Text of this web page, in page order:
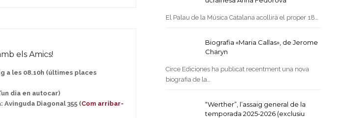
els Amics!
a les 08.10h (últimes places
dia en autocar)
Avinguda Diagonal 355 (Com arribar-
El Palau de la Música Catalana acollirà el proper 18…
Biografia «Maria Callas», de Jerome
Charyn
Circe Ediciones ha publicat recentment una nova
biografia de la…
“Werther”, l’assaig general de la
temporada 2025-2026 (exclusiu